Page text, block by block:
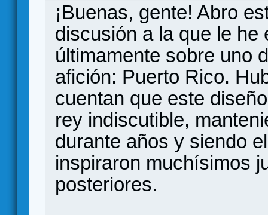
¡Buenas, gente! Abro
discusión a la que le he
últimamente sobre uno
afición: Puerto Rico.
cuentan que este
rey indiscutible,
durante años y siendo
inspiraron muchísimos
posteriores.